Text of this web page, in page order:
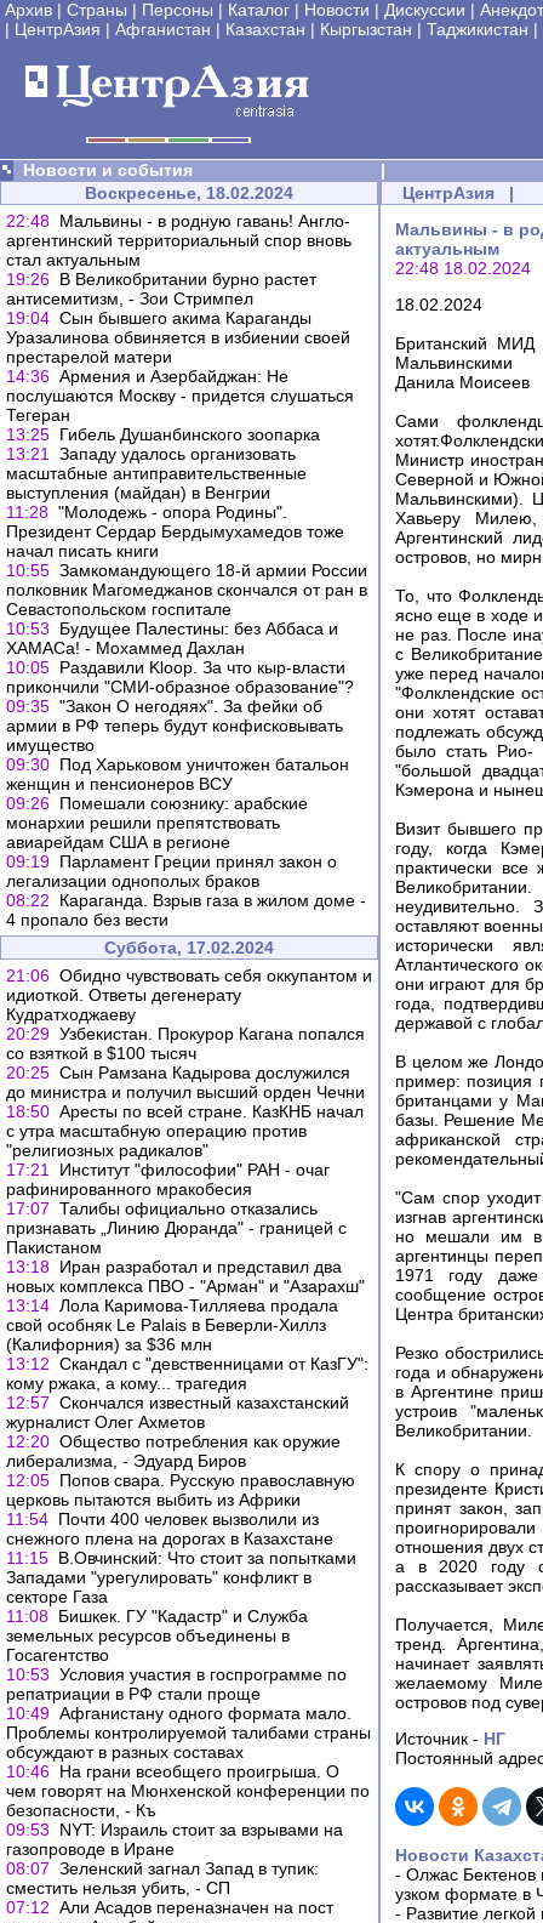
Архив | Страны | Персоны | Каталог | Новости | Дискуссии |
| ЦентрАзия | Афганистан | Казахстан | Кыргызстан | Таджикистан |
Новости и события
|
Воскресенье, 18.02.2024
22:48 Мальвины - в родную гавань! Англо-
аргентинский территориальный спор вновь
стал актуальным
19:26 В Великобритании бурно растет
антисемитизм, - Зои Стримпел
19:04 Сын бывшего акима Караганды
Уразалинова обвиняется в избиении своей
престарелой матери
14:36 Армения и Азербайджан: Не
послушаются Москву - придется слушаться
Тегеран
13:25 Гибель Душанбинского зоопарка
13:21
Западу удалось организовать
масштабные антиправительственные
выступления (майдан) в Венгрии
11:28 "Молодежь - опора Родины".
Президент Сердар Бердымухамедов тоже
начал писать книги
10:55 Замкомандующего 18-й армии России
полковник Магомеджанов скончался от ран в
Севастопольском госпитале
10:53
Будущее Палестины: без Аббаса и
ХАМАСа! - Мохаммед Дахлан
10:05 Раздавили Kloop. За что кыр-власти
прикончили "СМИ-образное образование"?
09:35 "Закон О негодяях". За фейки об
армии в РФ теперь будут конфисковывать
имущество
09:30 Под Харьковом уничтожен батальон
женщин и пенсионеров ВСУ
09:26 Помешали союзнику: арабские
монархии решили препятствовать
авиарейдам США в регионе
09:19 Парламент Греции принял закон о
легализации однополых браков
08:22
Караганда. Взрыв газа в жилом доме -
4 пропало без вести
Суббота, 17.02.2024
21:06 Обидно чувствовать себя оккупантом и
идиоткой. Ответы дегенерату
Кудратходжаеву
20:29 Узбекистан. Прокурор Кагана попался
со взяткой в $100 тысяч
20:25 Сын Рамзана Кадырова дослужился
до министра и получил высший орден Чечни
18:50 Аресты по всей стране. КазКНБ начал
с утра масштабную операцию против
"религиозных радикалов"
17:21
Институт "философии" РАН - очаг
рафинированного мракобесия
17:07 Талибы официально отказались
признавать „Линию Дюранда" - границей с
Пакистаном
13:18 Иран разработал и представил два
новых комплекса ПВО - "Арман" и "Азарахш"
13:14 Лола Каримова-Тилляева продала
свой особняк Le Palais в Беверли-Хиллз
(Калифорния) за $36 млн
13:12 Скандал с "девственницами от КазГУ":
кому ржака, а кому... трагедия
12:57 Скончался известный казахстанский
журналист Олег Ахметов
12:20 Общество потребления как оружие
либерализма, - Эдуард Биров
12:05 Попов свара. Русскую православную
церковь пытаются выбить из Африки
11:54 Почти 400 человек вызволили из
снежного плена на дорогах в Казахстане
11:15 В.Овчинский: Что стоит за попытками
Западами "урегулировать" конфликт в
секторе Газа
11:08 Бишкек. ГУ "Кадастр" и Служба
земельных ресурсов объединены в
Госагентство
10:53 Условия участия в госпрограмме по
репатриации в РФ стали проще
10:49 Афганистану одного формата мало.
Проблемы контролируемой талибами страны
обсуждают в разных составах
10:46 На грани всеобщего проигрыша. О
чем говорят на Мюнхенской конференции по
безопасности, - Къ
09:53
NYT: Израиль стоит за взрывами на
газопроводе в Иране
08:07 Зеленский загнал Запад в тупик:
сместить нельзя убить, - СП
07:12 Али Асадов переназначен на пост
ЦентрАзия |
Мальвины - в
актуальным
22:48 18.02.2024
18.02.2024
Британский МИД
Мальвинскими
Данила Моисеев
Сами
Министр
Северной и
Мальвинскими).
Хавьеру Милею,
Аргентинский
островов, но
То, что
ясно еще в ходе
не раз. После
с
уже перед
"Фолклендские
они хотят
подлежать
было стать Рио-
"большой
Кэмерона и
Визит бывшего
году, когда
практически
оставляют
исторически
Атлантического
они играют для
года,
державой с
В целом же
пример: позиция
британцами у
базы. Решение
африканской
"Сам спор
изгнав
но мешали им в
аргентинцы
1971 году даже
сообщение
Центра
Резко
года и
в Аргентине
устроив
Великобритании.
К спору о
президенте
принят закон,
отношения двух
а в 2020 году
рассказывает
Получается,
тренд.
начинает
желаемому
островов под
Источник - НГ
Постоянный
Новости
- Олжас Бектенов
узком формате в
- Развитие